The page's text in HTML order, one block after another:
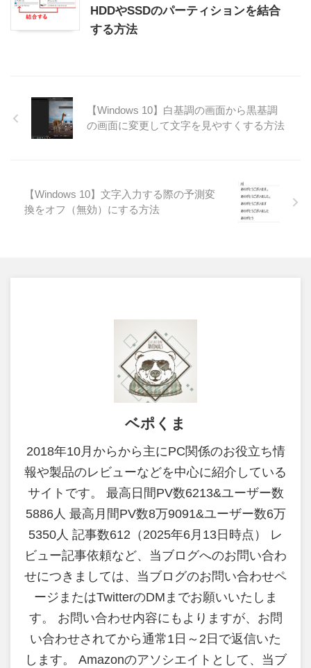
HDDやSSDのパーティションを結合
する方法
【Windows 10】白基調の画面から黒基調
の画面に変更して文字を見やすくする方法
【Windows 10】文字入力する際の予測変
換をオフ（無効）にする方法
ベポくま
2018年10月からから主にPC関係のお役立ち情
報や製品のレビューなどを中心に紹介している
サイトです。 最高日間PV数6213&ユーザー数
5886人 最高月間PV数8万9091&ユーザー数6万
5350人 記事数612（2025年6月13日時点） レ
ビュー記事依頼など、当ブログへのお問い合わ
せにつきましては、当ブログのお問い合わせペ
ージまたはTwitterのDMまでお願いいたしま
す。 お問い合わせ内容にもよりますが、お問
い合わせされてから通常1日～2日で返信いた
します。 Amazonのアソシエイトとして、当ブ